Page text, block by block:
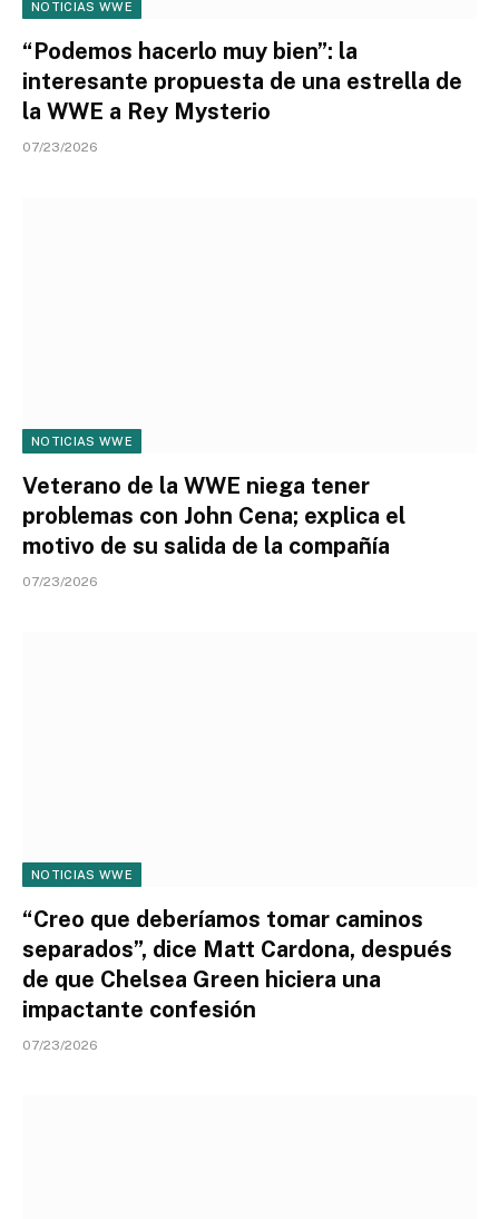
NOTICIAS WWE
“Podemos hacerlo muy bien”: la
interesante propuesta de una estrella de
la WWE a Rey Mysterio
07/23/2026
NOTICIAS WWE
Veterano de la WWE niega tener
problemas con John Cena; explica el
motivo de su salida de la compañía
07/23/2026
NOTICIAS WWE
“Creo que deberíamos tomar caminos
separados”, dice Matt Cardona, después
de que Chelsea Green hiciera una
impactante confesión
07/23/2026